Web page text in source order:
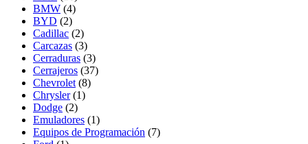
BMW (4)
BYD (2)
Cadillac (2)
Carcazas (3)
Cerraduras (3)
Cerrajeros (37)
Chevrolet (8)
Chrysler (1)
Dodge (2)
Emuladores (1)
Equipos de Programación (7)